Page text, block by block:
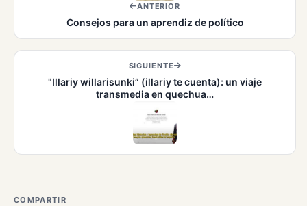
ANTERIOR
Consejos para un aprendiz de político
SIGUIENTE
"Illariy willarisunki” (illariy te cuenta): un viaje
transmedia en quechua…
COMPARTIR